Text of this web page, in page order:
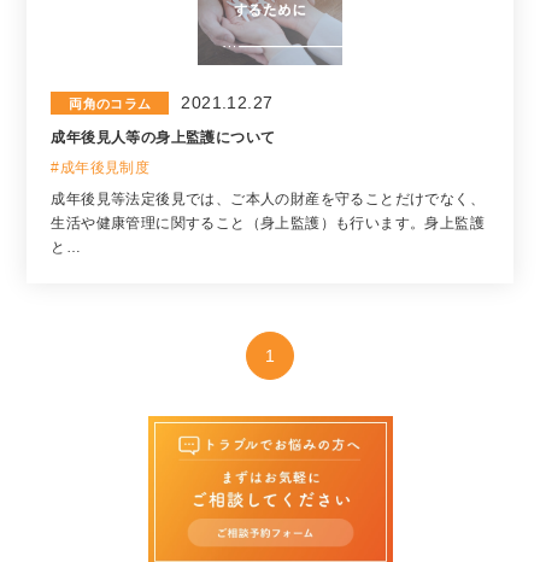
両角のコラム 2021.12.27
成年後見人等の身上監護について
#成年後見制度
成年後見等法定後見では、ご本人の財産を守ることだけでなく、
生活や健康管理に関すること（身上監護）も行います。身上監護
と…
1